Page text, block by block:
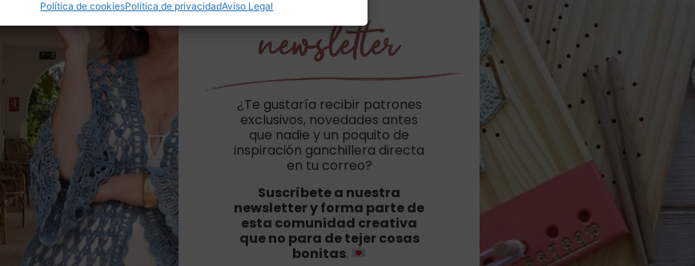
Política de cookiesPolítica de privacidadAviso Legal
newsletter
¿Te gustaría recibir patrones
exclusivos, novedades antes
que nadie y un poquito de
inspiración ganchillera directa
en tu correo?
Suscríbete a nuestra
newsletter y forma parte de
esta comunidad creativa
que no para de tejer cosas
bonitas.